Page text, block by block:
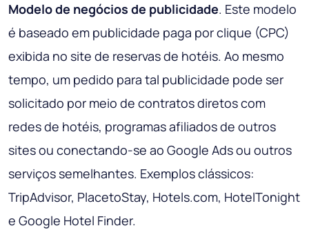
Modelo de negócios de publicidade. Este modelo
é baseado em publicidade paga por clique (CPC)
exibida no site de reservas de hotéis. Ao mesmo
tempo, um pedido para tal publicidade pode ser
solicitado por meio de contratos diretos com
redes de hotéis, programas afiliados de outros
sites ou conectando-se ao Google Ads ou outros
serviços semelhantes. Exemplos clássicos:
TripAdvisor, PlacetoStay, Hotels.com, HotelTonight
e Google Hotel Finder.